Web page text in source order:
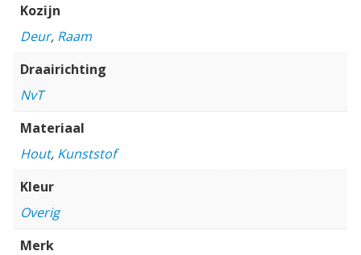
Kozijn
Deur, Raam
Draairichting
NvT
Materiaal
Hout, Kunststof
Kleur
Overig
Merk